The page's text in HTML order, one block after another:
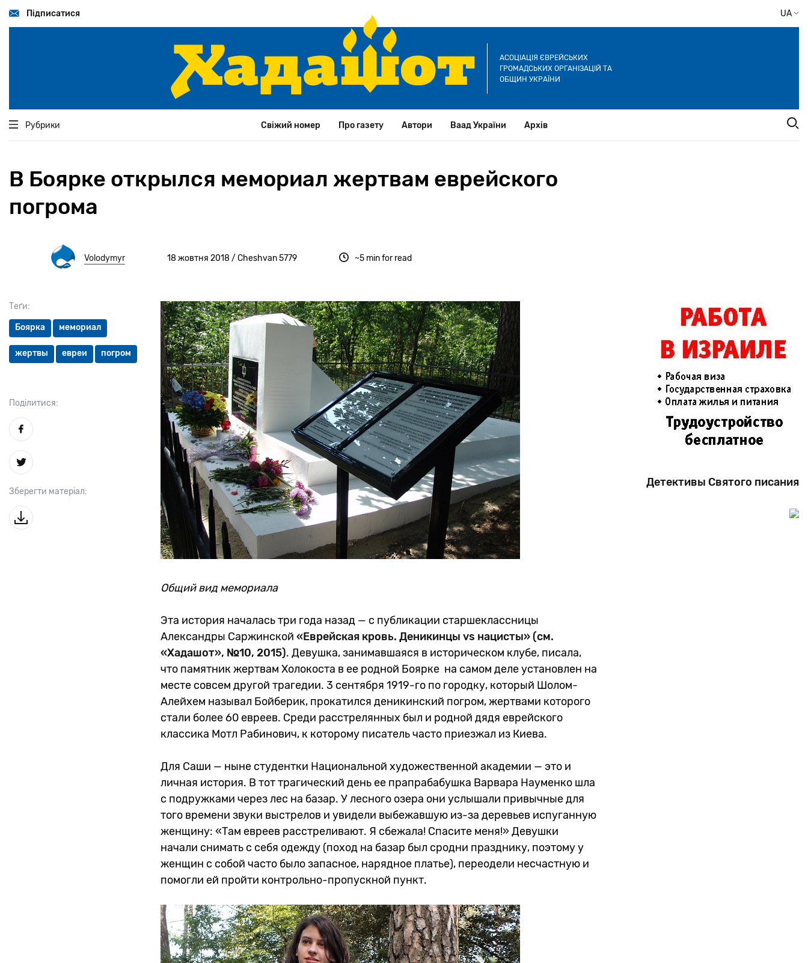
основногоПідписатися UA
АСОЦІАЦІЯ ЄВРЕЙСЬКИХ
ГРОМАДСЬКИХ ОРГАНІЗАЦІЙ ТА
ОБЩИН УКРАЇНИ
Рубрики Свіжий номер Про газету Автори Ваад України Архів
В Боярке открылся мемориал жертвам еврейского
погрома
Volodymyr 18 жовтня 2018 / Cheshvan 5779 ~5 min for read
Теґи:
Боярка мемориал
жертвы евреи погром
Поділитися:
Зберегти матеріал:
Общий вид мемориала
Эта история началась три года назад — с публикации старшеклассницы
Александры Саржинской «Еврейская кровь. Деникинцы vs нацисты» (см.
«Хадашот», №10, 2015). Девушка, занимавшаяся в историческом клубе, писала,
что памятник жертвам Холокоста в ее родной Боярке на самом деле установлен на
месте совсем другой трагедии. 3 сентября 1919-го по городку, который Шолом-
Алейхем называл Бойберик, прокатился деникинский погром, жертвами которого
стали более 60 евреев. Среди расстрелянных был и родной дядя еврейского
классика Мотл Рабинович, к которому писатель часто приезжал из Киева.
Для Саши — ныне студентки Национальной художественной академии — это и
личная история. В тот трагический день ее прапрабабушка Варвара Науменко шла
с подружками через лес на базар. У лесного озера они услышали привычные для
того времени звуки выстрелов и увидели выбежавшую из-за деревьев испуганную
женщину: «Там евреев расстреливают. Я сбежала! Спасите меня!» Девушки
начали снимать с себя одежду (поход на базар был сродни празднику, поэтому у
женщин с собой часто было запасное, нарядное платье), переодели несчастную и
помогли ей пройти контрольно-пропускной пункт.
Детективы Святого писания